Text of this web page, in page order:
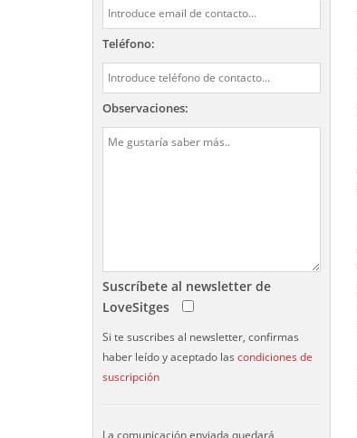
Teléfono:
Observaciones:
Suscríbete al newsletter de
LoveSitges
Si te suscribes al newsletter, confirmas
haber leído y aceptado las condiciones de
suscripción
La comunicación enviada quedará